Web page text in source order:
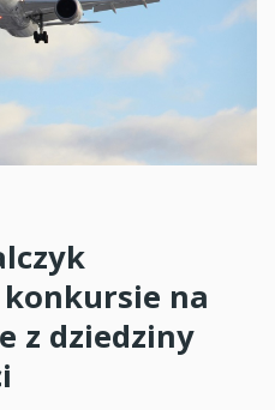
na
z dziedziny